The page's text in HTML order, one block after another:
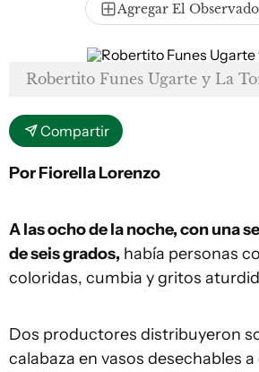
Agregar El
Robertito Funes Ugarte y La
Compartir
Por Fiorella Lorenzo
A las ocho de la noche, con una
de seis grados, había personas
coloridas, cumbia y gritos
Dos productores distribuyeron
calabaza en vasos desechables